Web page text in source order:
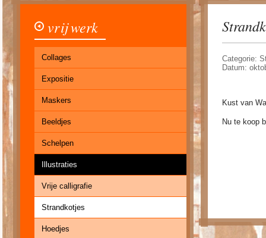
vrij werk
Collages
Expositie
Maskers
Beeldjes
Schelpen
Illustraties
Vrije calligrafie
Strandkotjes
Hoedjes
Categorie:
Datum:
Kust van
Nu te koop